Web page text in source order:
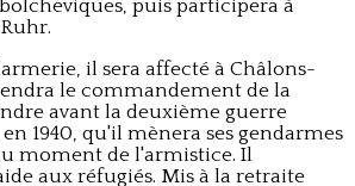
puis participera à
il sera affecté à Châlons-
le commandement de la
avant la deuxième guerre
1940, qu'il mènera ses gendarmes
moment de l'armistice. Il
aux réfugiés. Mis à la retraite